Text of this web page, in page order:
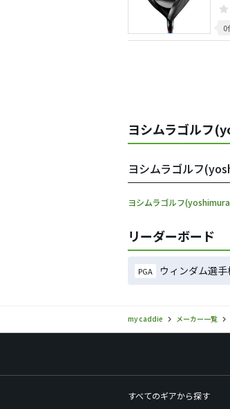
0
ヨシムラゴルフ
ヨシムラゴルフ
ヨシムラゴルフ
リーダーボード
PGA ウィンダム選手
my caddie メーカー一覧
すべてのギアから探す